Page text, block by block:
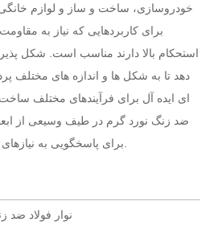
خودروسازی، ساخت و ساز و لوازم
برای کاربردهایی که نیاز به
استحکام بالا دارند مناسب است. شکل
دهد تا به شکل ها و اندازه های مختلف
ای ایده آل برای فرآیندهای مختلف
ضد زنگ نورد گرم در طیف وسیعی از
نوار فولاد ضد